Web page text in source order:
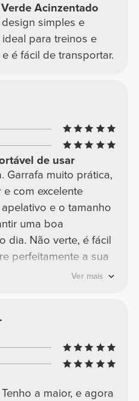
Acinzentado
simples e
para treinos e
é fácil de transportar.
de usar
Garrafa muito prática,
com excelente
e o tamanho
uma boa
dia. Não verte, é fácil
perfeitamente a sua
Ver mais
a maior, e agora